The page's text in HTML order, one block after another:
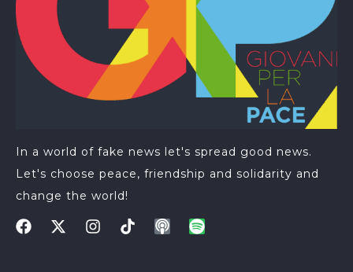
In a world of fake news let's spread good news.
Let's choose peace, friendship and solidarity and
change the world!